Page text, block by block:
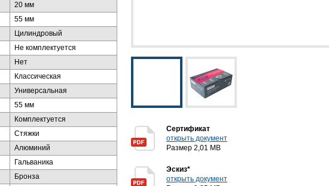
20 мм
55 мм
Цилиндровый
Не комплектуется
Нет
Классическая
Универсальная
55 мм
Комплектуется
Стяжки
Алюминий
Гальваника
Бронза
Сертификат
открыть документ
Размер 2,01 MB
Эскиз*
открыть документ